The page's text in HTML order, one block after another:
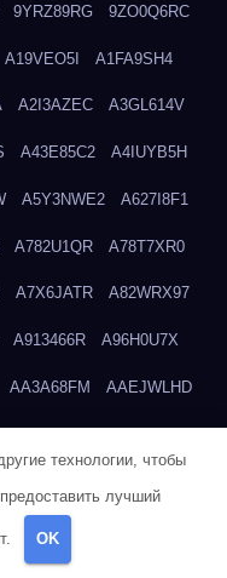
9YRZ89RG 9ZO0Q6RC
A19VEO5I A1FA9SH4
A2I3AZEC A3GL614V
A43E85C2 A4IUYB5H
A5Y3NWE2 A627I8F1
A782U1QR A78T7XR0
A7X6JATR A82WRX97
A913466R A96H0U7X
AA3A68FM AAEJWLHD
ADOE3V3Y
технологии, чтобы
лучший
OK